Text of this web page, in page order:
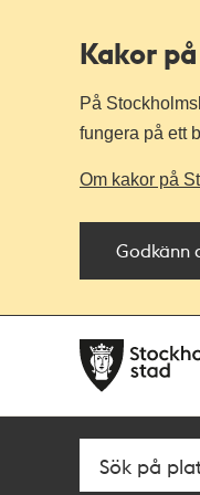
Kakor
På
fungera på ett
Om kakor på
Godkänn
navigationen
huvudinnehållet
Fritextsök